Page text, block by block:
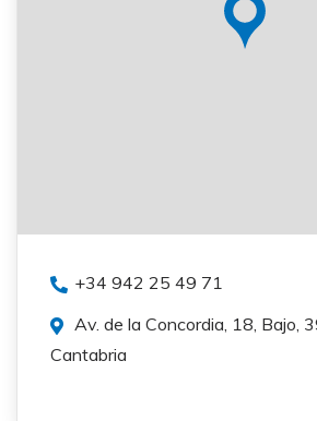
+34 942 25 49 71
Av. de la Concordia, 18, Bajo,
Cantabria